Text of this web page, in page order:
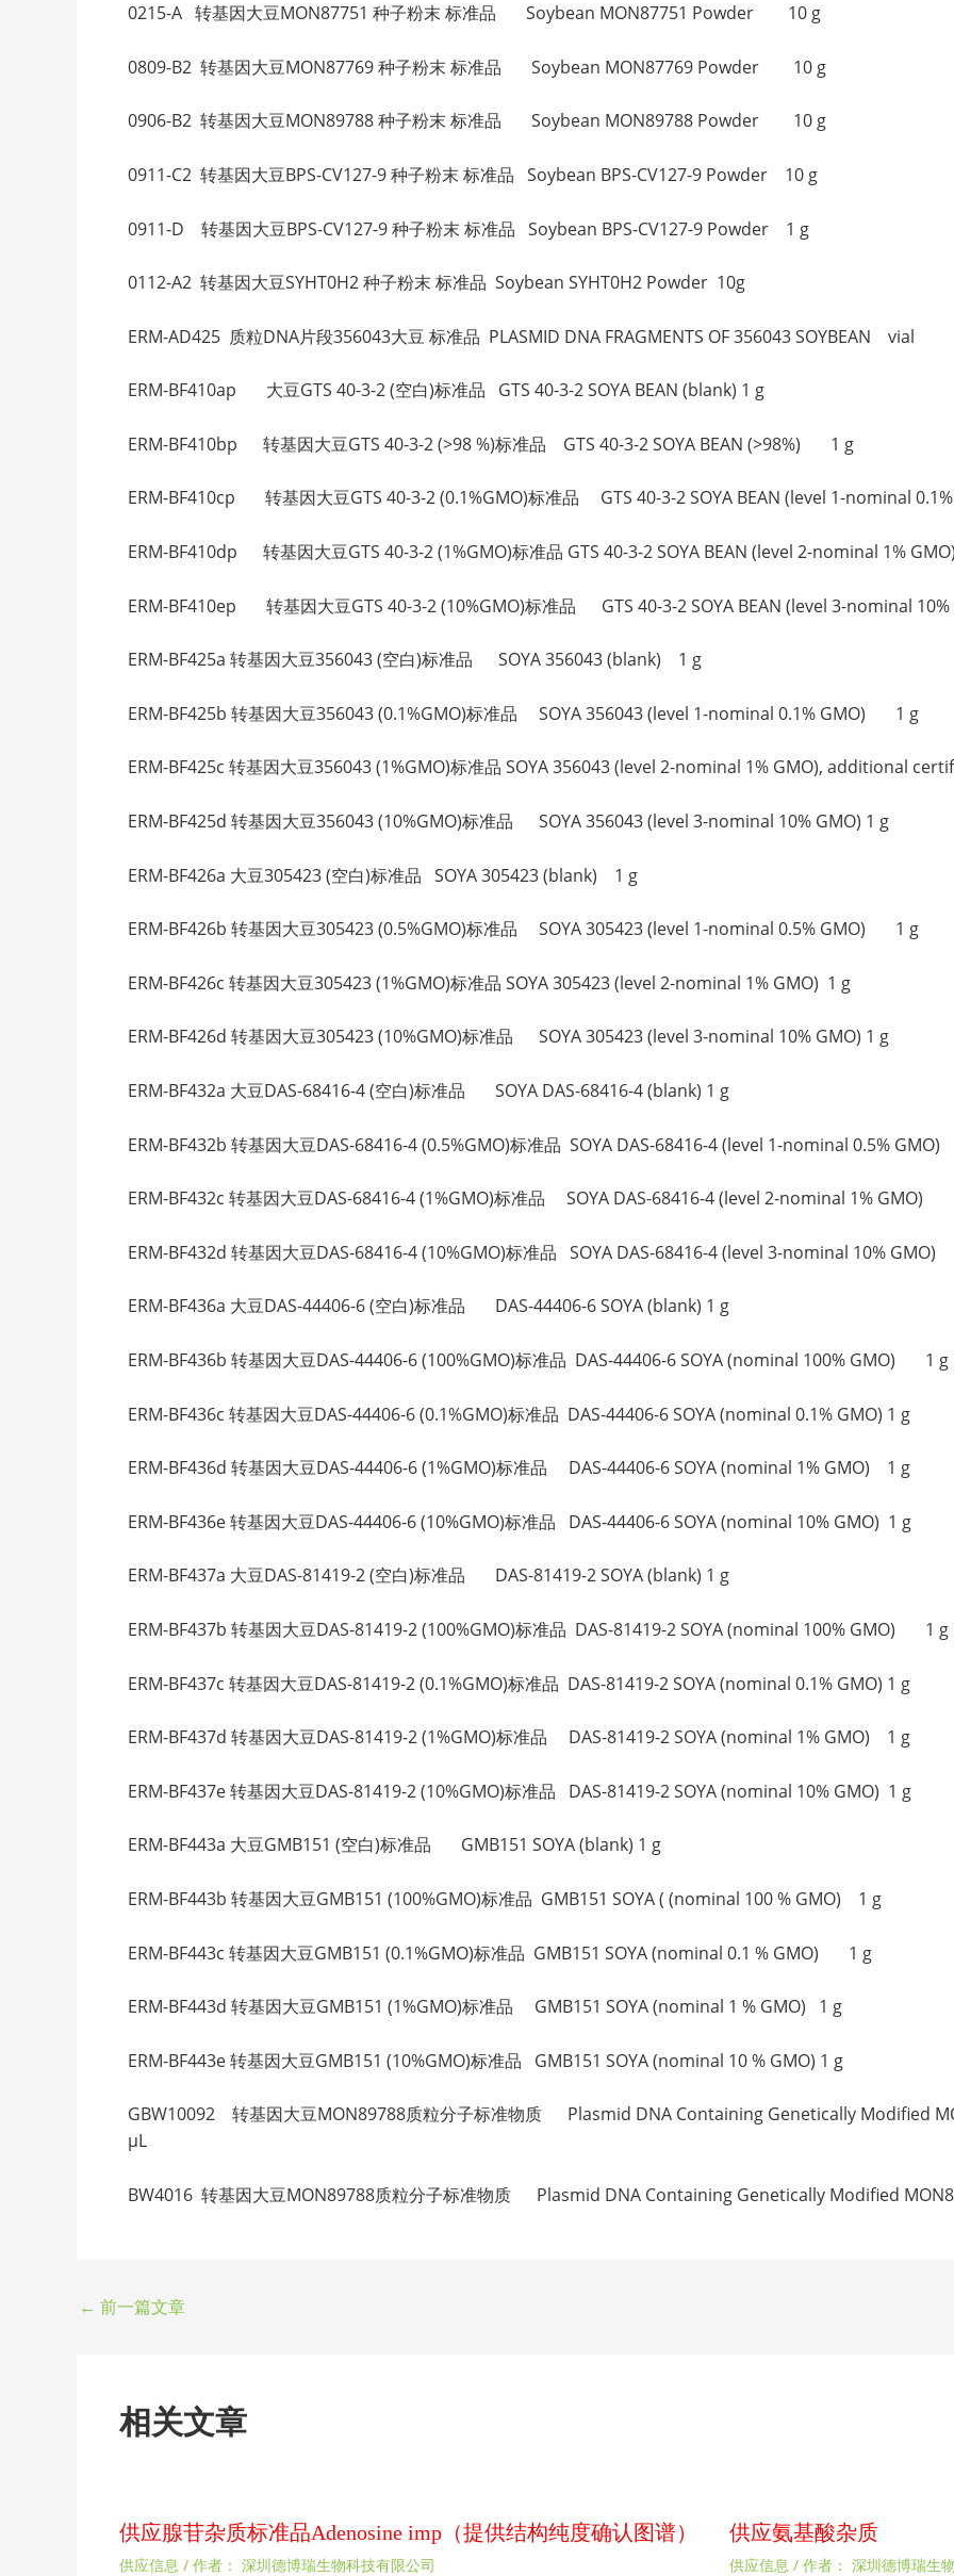
0215-A 转基因大豆MON87751 种子粉末 标准品 Soybean MON87751 Powder 10 g
0809-B2 转基因大豆MON87769 种子粉末 标准品 Soybean MON87769 Powder 10 g
0906-B2 转基因大豆MON89788 种子粉末 标准品 Soybean MON89788 Powder 10 g
0911-C2 转基因大豆BPS-CV127-9 种子粉末 标准品 Soybean BPS-CV127-9 Powder 10 g
0911-D 转基因大豆BPS-CV127-9 种子粉末 标准品 Soybean BPS-CV127-9 Powder 1 g
0112-A2 转基因大豆SYHT0H2 种子粉末 标准品 Soybean SYHT0H2 Powder 10g
ERM-AD425 质粒DNA片段356043大豆 标准品 PLASMID DNA FRAGMENTS OF 356043 SOYBEAN vial
ERM-BF410ap 大豆GTS 40-3-2 (空白)标准品 GTS 40-3-2 SOYA BEAN (blank) 1 g
ERM-BF410bp 转基因大豆GTS 40-3-2 (>98 %)标准品 GTS 40-3-2 SOYA BEAN (>98%) 1 g
ERM-BF410cp 转基因大豆GTS 40-3-2 (0.1%GMO)标准品 GTS 40-3-2 SOYA BEAN (level 1-nominal
ERM-BF410dp 转基因大豆GTS 40-3-2 (1%GMO)标准品 GTS 40-3-2 SOYA BEAN (level 2-nominal 1%
ERM-BF410ep 转基因大豆GTS 40-3-2 (10%GMO)标准品 GTS 40-3-2 SOYA BEAN (level 3-nominal
ERM-BF425a 转基因大豆356043 (空白)标准品 SOYA 356043 (blank) 1 g
ERM-BF425b 转基因大豆356043 (0.1%GMO)标准品 SOYA 356043 (level 1-nominal 0.1% GMO) 1 g
ERM-BF425c 转基因大豆356043 (1%GMO)标准品 SOYA 356043 (level 2-nominal 1% GMO), additional
ERM-BF425d 转基因大豆356043 (10%GMO)标准品 SOYA 356043 (level 3-nominal 10% GMO) 1 g
ERM-BF426a 大豆305423 (空白)标准品 SOYA 305423 (blank) 1 g
ERM-BF426b 转基因大豆305423 (0.5%GMO)标准品 SOYA 305423 (level 1-nominal 0.5% GMO) 1 g
ERM-BF426c 转基因大豆305423 (1%GMO)标准品 SOYA 305423 (level 2-nominal 1% GMO) 1 g
ERM-BF426d 转基因大豆305423 (10%GMO)标准品 SOYA 305423 (level 3-nominal 10% GMO) 1 g
ERM-BF432a 大豆DAS-68416-4 (空白)标准品 SOYA DAS-68416-4 (blank) 1 g
ERM-BF432b 转基因大豆DAS-68416-4 (0.5%GMO)标准品 SOYA DAS-68416-4 (level 1-nominal 0.5%
ERM-BF432c 转基因大豆DAS-68416-4 (1%GMO)标准品 SOYA DAS-68416-4 (level 2-nominal 1% GMO)
ERM-BF432d 转基因大豆DAS-68416-4 (10%GMO)标准品 SOYA DAS-68416-4 (level 3-nominal 10%
ERM-BF436a 大豆DAS-44406-6 (空白)标准品 DAS-44406-6 SOYA (blank) 1 g
ERM-BF436b 转基因大豆DAS-44406-6 (100%GMO)标准品 DAS-44406-6 SOYA (nominal 100% GMO) 1 g
ERM-BF436c 转基因大豆DAS-44406-6 (0.1%GMO)标准品 DAS-44406-6 SOYA (nominal 0.1% GMO) 1 g
ERM-BF436d 转基因大豆DAS-44406-6 (1%GMO)标准品 DAS-44406-6 SOYA (nominal 1% GMO) 1 g
ERM-BF436e 转基因大豆DAS-44406-6 (10%GMO)标准品 DAS-44406-6 SOYA (nominal 10% GMO) 1 g
ERM-BF437a 大豆DAS-81419-2 (空白)标准品 DAS-81419-2 SOYA (blank) 1 g
ERM-BF437b 转基因大豆DAS-81419-2 (100%GMO)标准品 DAS-81419-2 SOYA (nominal 100% GMO) 1 g
ERM-BF437c 转基因大豆DAS-81419-2 (0.1%GMO)标准品 DAS-81419-2 SOYA (nominal 0.1% GMO) 1 g
ERM-BF437d 转基因大豆DAS-81419-2 (1%GMO)标准品 DAS-81419-2 SOYA (nominal 1% GMO) 1 g
ERM-BF437e 转基因大豆DAS-81419-2 (10%GMO)标准品 DAS-81419-2 SOYA (nominal 10% GMO) 1 g
ERM-BF443a 大豆GMB151 (空白)标准品 GMB151 SOYA (blank) 1 g
ERM-BF443b 转基因大豆GMB151 (100%GMO)标准品 GMB151 SOYA ( (nominal 100 % GMO) 1 g
ERM-BF443c 转基因大豆GMB151 (0.1%GMO)标准品 GMB151 SOYA (nominal 0.1 % GMO) 1 g
ERM-BF443d 转基因大豆GMB151 (1%GMO)标准品 GMB151 SOYA (nominal 1 % GMO) 1 g
ERM-BF443e 转基因大豆GMB151 (10%GMO)标准品 GMB151 SOYA (nominal 10 % GMO) 1 g
GBW10092 转基因大豆MON89788质粒分子标准物质 Plasmid DNA Containing Genetically Modified
μL
BW4016 转基因大豆MON89788质粒分子标准物质 Plasmid DNA Containing Genetically Modified
← 前一篇文章
相关文章
供应腺苷杂质标准品Adenosine imp（提供结构纯度确认图谱）
供应信息 / 作者： 深圳德博瑞生物科技有限公司
供应氨基酸杂质
供应信息 / 作者： 深圳德博瑞生